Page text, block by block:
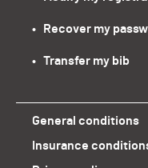
•   Recover my
•   Transfer my bib
General conditions
Insurance